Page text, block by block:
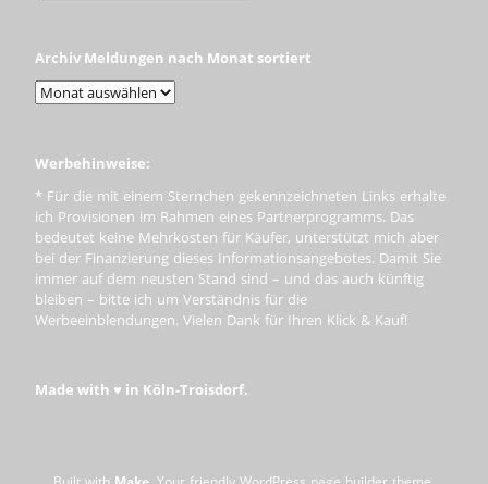
Archiv Meldungen nach Monat sortiert
Werbehinweise:
* Für die mit einem Sternchen gekennzeichneten Links erhalte
ich Provisionen im Rahmen eines Partnerprogramms. Das
bedeutet keine Mehrkosten für Käufer, unterstützt mich aber
bei der Finanzierung dieses Informationsangebotes. Damit Sie
immer auf dem neusten Stand sind – und das auch künftig
bleiben – bitte ich um Verständnis für die
Werbeeinblendungen. Vielen Dank für Ihren Klick & Kauf!
Made with ♥ in Köln-Troisdorf.